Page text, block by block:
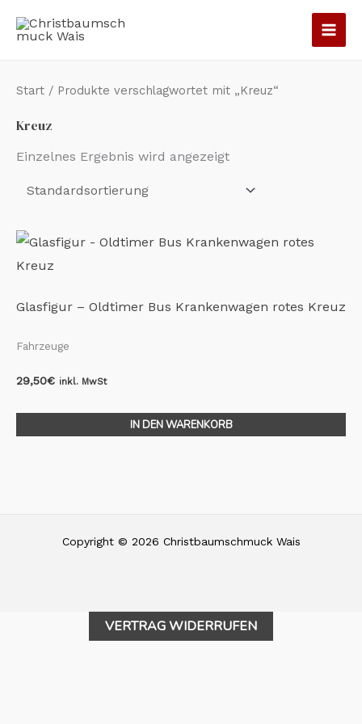
Inhalt
Start / Produkte verschlagwortet mit „Kreuz“
Kreuz
Einzelnes Ergebnis wird angezeigt
Glasfigur – Oldtimer Bus Krankenwagen rotes Kreuz
Fahrzeuge
29,50€ inkl. MwSt
IN DEN WARENKORB
Copyright © 2026 Christbaumschmuck Wais
VERTRAG WIDERRUFEN